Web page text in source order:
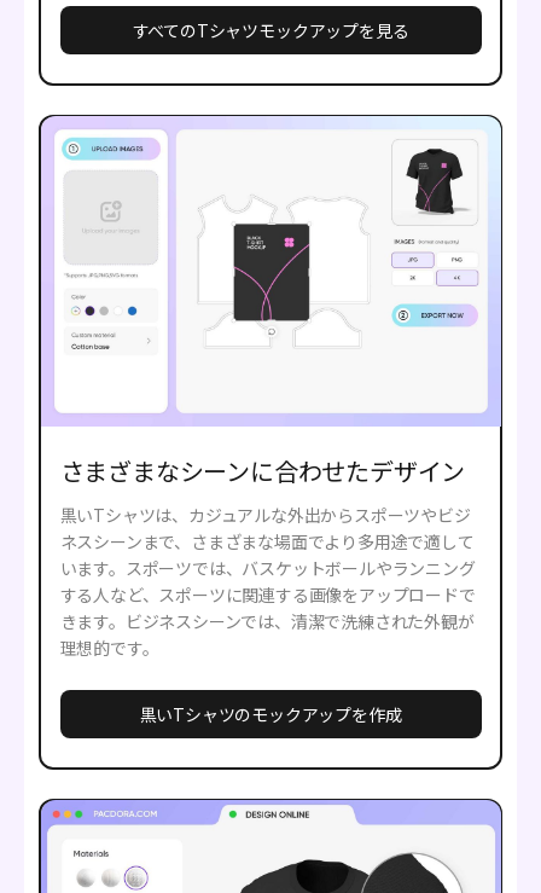
すべてのTシャツモックアップを見る
さまざまなシーンに合わせたデザイン
黒いTシャツは、カジュアルな外出からスポーツやビジ
ネスシーンまで、さまざまな場面でより多用途で適して
います。スポーツでは、バスケットボールやランニング
する人など、スポーツに関連する画像をアップロードで
きます。ビジネスシーンでは、清潔で洗練された外観が
理想的です。
黒いTシャツのモックアップを作成